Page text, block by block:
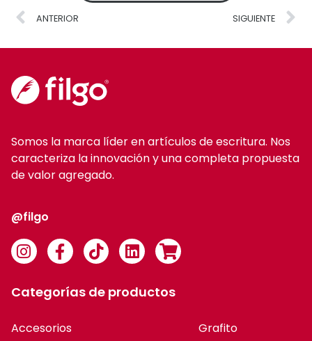
ANTERIOR SIGUIENTE
Somos la marca líder en artículos de escritura. Nos
caracteriza la innovación y una completa propuesta
de valor agregado.
@filgo
Categorías de productos
Accesorios
Grafito